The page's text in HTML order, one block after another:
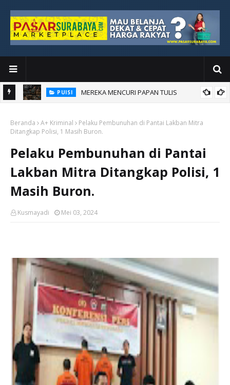
PUISI MEREKA MENCURI PAPAN TULIS
Beranda A+ Kriminal
Pelaku Pembunuhan di Pantai Lakban Mitra
Ditangkap Polisi, 1 Masih Buron.
Pelaku Pembunuhan di Pantai
Lakban Mitra Ditangkap Polisi, 1
Masih Buron.
Kusmayadi Mei 03, 2024